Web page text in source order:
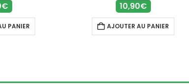
€
PANIER
10,90€
AJOUTER AU PANIER